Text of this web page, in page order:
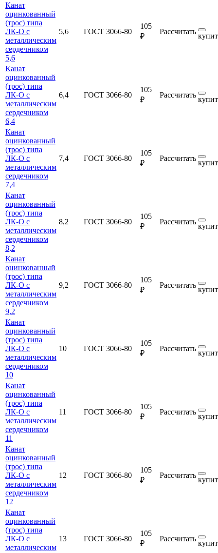
Канат
оцинкованный
(трос) типа
ЛК-О с
металлическим
сердечником
5,6
5,6 ГОСТ 3066-80
105
₽
Рассчитать
Канат
оцинкованный
(трос) типа
ЛК-О с
металлическим
сердечником
6,4
6,4 ГОСТ 3066-80
105
₽
Рассчитать
Канат
оцинкованный
(трос) типа
ЛК-О с
металлическим
сердечником
7,4
7,4 ГОСТ 3066-80
105
₽
Рассчитать
Канат
оцинкованный
(трос) типа
ЛК-О с
металлическим
сердечником
8,2
8,2 ГОСТ 3066-80
105
₽
Рассчитать
Канат
оцинкованный
(трос) типа
ЛК-О с
металлическим
сердечником
9,2
9,2 ГОСТ 3066-80
105
₽
Рассчитать
Канат
оцинкованный
(трос) типа
ЛК-О с
металлическим
сердечником
10
10 ГОСТ 3066-80
105
₽
Рассчитать
Канат
оцинкованный
(трос) типа
ЛК-О с
металлическим
сердечником
11
11 ГОСТ 3066-80
105
₽
Рассчитать
Канат
оцинкованный
(трос) типа
ЛК-О с
металлическим
сердечником
12
12 ГОСТ 3066-80
105
₽
Рассчитать
Канат
оцинкованный
(трос) типа
ЛК-О с
металлическим
13 ГОСТ 3066-80
105
₽
Рассчитать